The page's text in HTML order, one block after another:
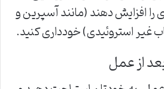
را افزایش دهند (مانند آسپرین و
غیر استروئیدی) خودداری کنید.